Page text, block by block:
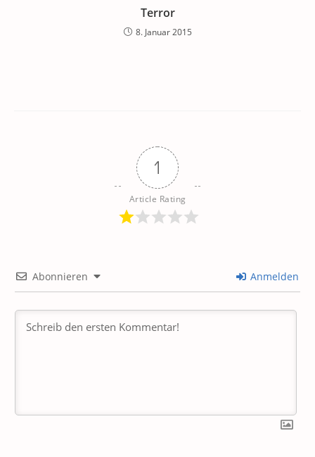
Terror
8. Januar 2015
1
Article Rating
Abonnieren Anmelden